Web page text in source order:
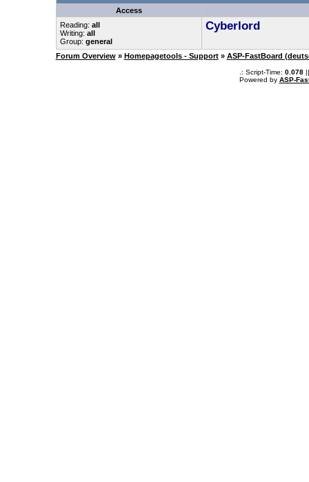
Access
Reading: all
Writing: all
Group: general
Cyberlord
Forum Overview » Homepagetools - Support » ASP-FastBoard
.: Script-Time: 0.078||
Powered by ASP-